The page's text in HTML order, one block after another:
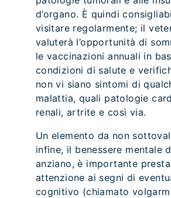
d’organo. È quindi
visitare regolarmente; il
valuterà l’opportunità di
le vaccinazioni annuali in
condizioni di salute e
non vi siano sintomi di
malattia, quali patologie
renali, artrite e così via.
Un elemento da non
infine, il benessere mentale
anziano, è importante
attenzione ai segni di
cognitivo (chiamato